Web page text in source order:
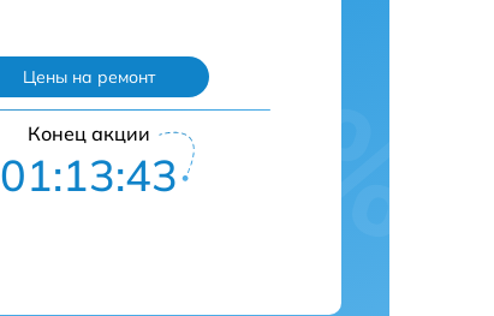
Цены на ремонт
Конец акции
01:13:42